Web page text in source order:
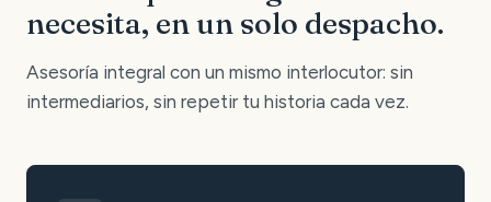
necesita, en un solo despacho.
Asesoría integral con un mismo interlocutor: sin
intermediarios, sin repetir tu historia cada vez.